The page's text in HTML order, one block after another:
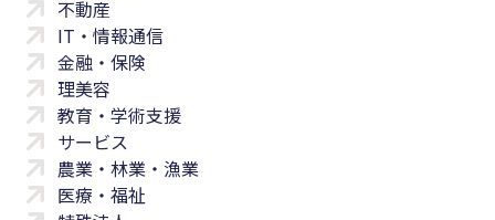
不動産
IT・情報通信
金融・保険
理美容
教育・学術支援
サービス
農業・林業・漁業
医療・福祉